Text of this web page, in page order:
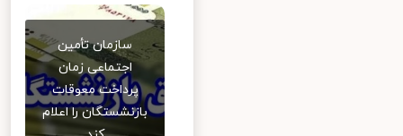
سازمان تأمین
اجتماعی زمان
پرداخت معوقات
بازنشستگان را اعلام